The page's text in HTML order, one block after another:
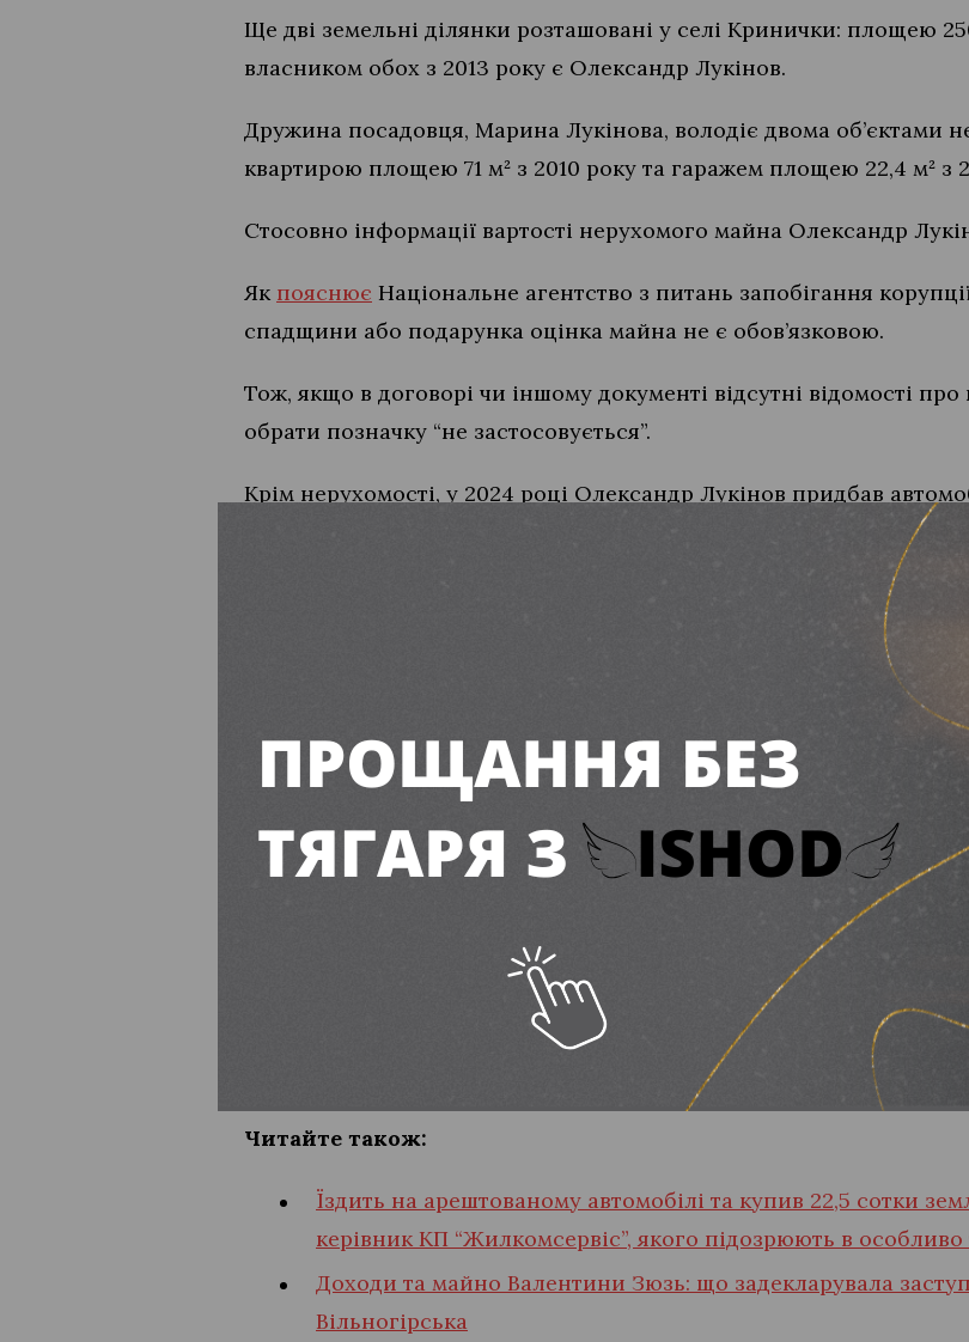
Ще дві земельні ділянки розташовані у селі Кринички: площею
власником обох з 2013 року є Олександр Лукінов.
Дружина посадовця, Марина Лукінова, володіє двома об’єктами
квартирою площею 71 м² з 2010 року та гаражем площею 22,4 м² з
Стосовно інформації вартості нерухомого майна Олександр
Як пояснює Національне агентство з питань запобігання
спадщини або подарунка оцінка майна не є обов’язковою.
Тож, якщо в договорі чи іншому документі відсутні відомості про
обрати позначку “не застосовується”.
Крім нерухомості, у 2024 році Олександр Лукінов придбав
Доходи директора КП “Жилсервіс”
За 2024 рік Лукінов отримав понад 530 тисяч гривень
Окрім того, він задекларував майже 14 тисяч гривень доходу від
Додамо, що вдекларації за 2023 рік Лукінов декларував легковий
випуску, придбаний у 2020 році, а вже у декларації за 2024 рік
відсутня — зазначено лише дохід від продажу рухомого майна,
Його дружина отримала зарплату понад 196 тисяч гривень у КП
Також Лукінов задекларував компенсацію за невикористані
Читайте також:
Їздить на арештованому автомобілі та купив 22,5 сотки
керівник КП “Жилкомсервіс”, якого підозрюють в
Доходи та майно Валентини Зюзь: що задекларувала
Вільногірська